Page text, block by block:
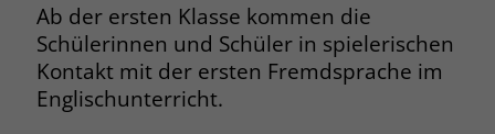
Ab der ersten Klasse kommen die
Schülerinnen und Schüler in spielerischen
Kontakt mit der ersten Fremdsprache im
Englischunterricht.